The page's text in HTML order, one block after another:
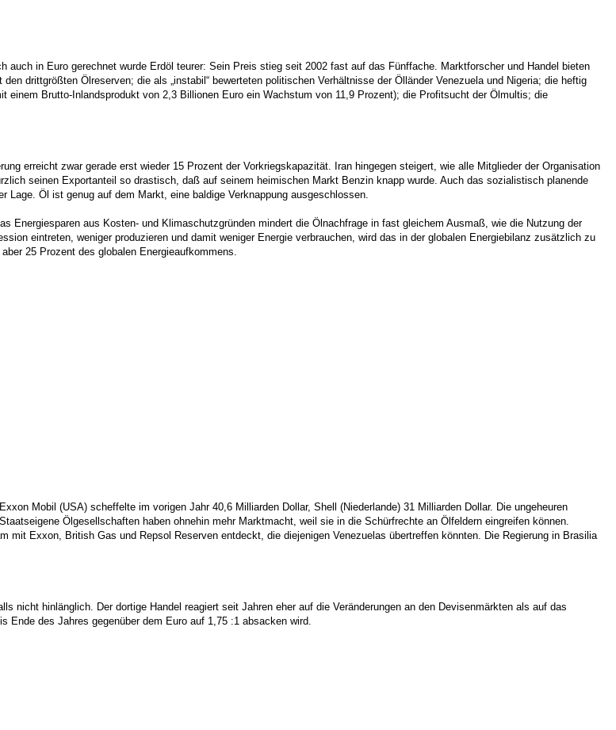
in Euro gerechnet wurde Erdöl teurer: Sein Preis stieg seit 2002 fast auf das Fünffache. Marktforscher und Handel bieten
drittgrößten Ölreserven; die als „instabil“ bewerteten politischen Verhältnisse der Ölländer Venezuela und Nigeria; die heftig
Brutto-Inlandsprodukt von 2,3 Billionen Euro ein Wachstum von 11,9 Prozent); die Profitsucht der Ölmultis; die
erreicht zwar gerade erst wieder 15 Prozent der Vorkriegskapazität. Iran hingegen steigert, wie alle Mitglieder der Organisation
seinen Exportanteil so drastisch, daß auf seinem heimischen Markt Benzin knapp wurde. Auch das sozialistisch planende
Lage. Öl ist genug auf dem Markt, eine baldige Verknappung ausgeschlossen.
Energiesparen aus Kosten- und Klimaschutzgründen mindert die Ölnachfrage in fast gleichem Ausmaß, wie die Nutzung der
eintreten, weniger produzieren und damit weniger Energie verbrauchen, wird das in der globalen Energiebilanz zusätzlich zu
25 Prozent des globalen Energieaufkommens.
Mobil (USA) scheffelte im vorigen Jahr 40,6 Milliarden Dollar, Shell (Niederlande) 31 Milliarden Dollar. Die ungeheuren
Ölgesellschaften haben ohnehin mehr Marktmacht, weil sie in die Schürfrechte an Ölfeldern eingreifen können.
Exxon, British Gas und Repsol Reserven entdeckt, die diejenigen Venezuelas übertreffen könnten. Die Regierung in Brasilia
nicht hinlänglich. Der dortige Handel reagiert seit Jahren eher auf die Veränderungen an den Devisenmärkten als auf das
Ende des Jahres gegenüber dem Euro auf 1,75 :1 absacken wird.